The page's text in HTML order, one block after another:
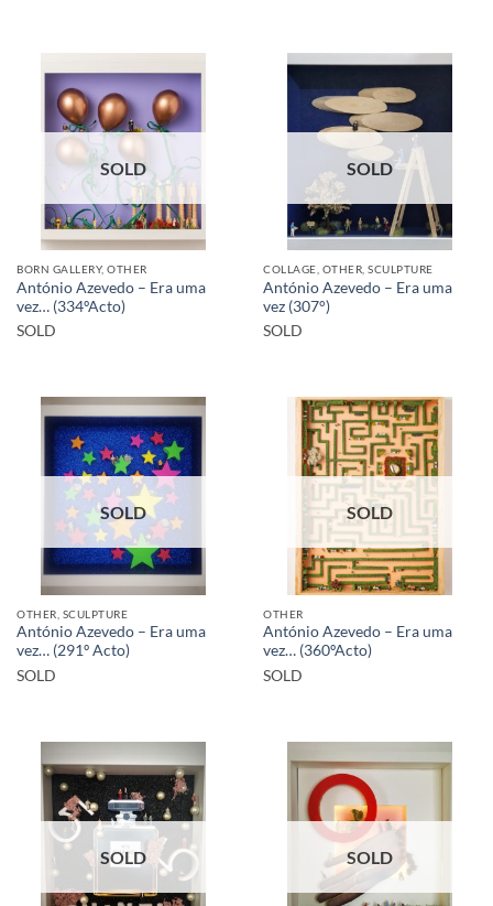
SOLD
BORN GALLERY, OTHER
António Azevedo – Era uma
vez… (334ºActo)
SOLD
SOLD
COLLAGE, OTHER, SCULPTURE
António Azevedo – Era uma
vez (307°)
SOLD
SOLD
OTHER, SCULPTURE
António Azevedo – Era uma
vez… (291º Acto)
SOLD
SOLD
OTHER
António Azevedo – Era uma
vez… (360ºActo)
SOLD
SOLD SOLD